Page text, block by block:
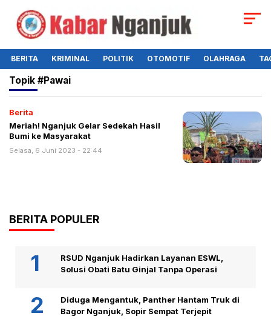
BERITA KRIMINAL POLITIK OTOMOTIF OLAHRAGA
Topik #pawai
Berita
Meriah! Nganjuk Gelar Sedekah Hasil
Bumi ke Masyarakat
Selasa, 6 Juni 2023 - 22:44
BERITA POPULER
RSUD Nganjuk Hadirkan Layanan ESWL,
Solusi Obati Batu Ginjal Tanpa Operasi
Diduga Mengantuk, Panther Hantam Truk di
Bagor Nganjuk, Sopir Sempat Terjepit